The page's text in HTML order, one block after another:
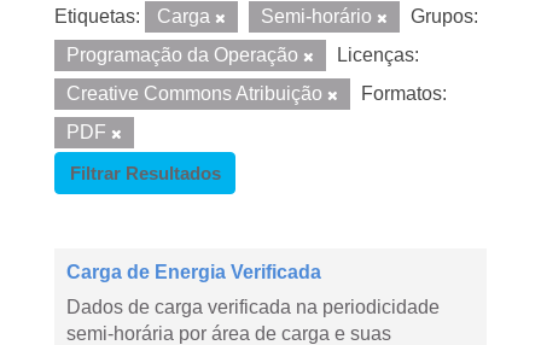
Etiquetas: Carga Semi-horário
Grupos:
Programação da Operação
Licenças:
Creative Commons Atribuição
Formatos:
PDF
Filtrar Resultados
Carga de Energia Verificada
Dados de carga verificada na periodicidade
semi-horária por área de carga e suas